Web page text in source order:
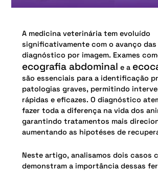
A medicina veterinária tem evoluído
significativamente com o avanço
diagnóstico por imagem. Exames
ecografia abdominal e a
são essenciais para a identificação
patologias graves, permitindo
rápidas e eficazes. O diagnóstico
fazer toda a diferença na vida dos
garantindo tratamentos mais
aumentando as hipotéses de
Neste artigo, analisamos dois casos
demonstram a importância dessas